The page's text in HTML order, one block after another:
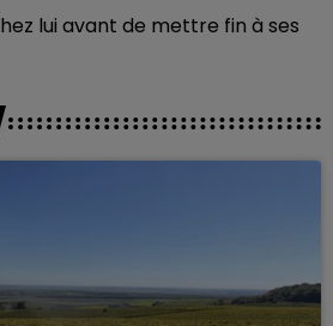
lui avant de mettre fin à ses